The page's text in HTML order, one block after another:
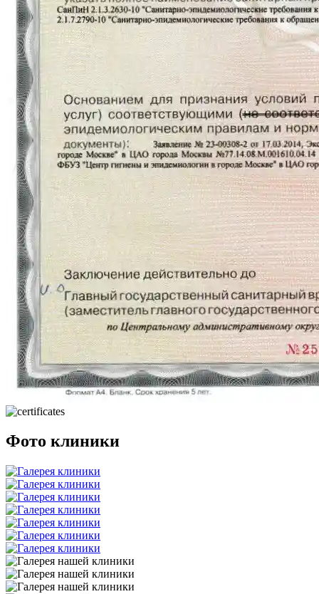
Фото клиники